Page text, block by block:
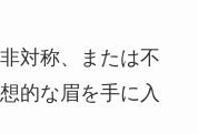
対称、または不
的な眉を手に入